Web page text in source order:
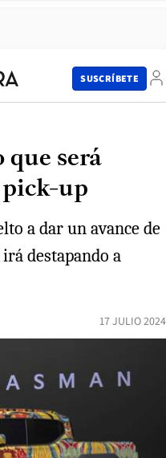
SUSCRÍBETE
que será
pick-up
a dar un avance de
destapando a
17 JULIO 2024